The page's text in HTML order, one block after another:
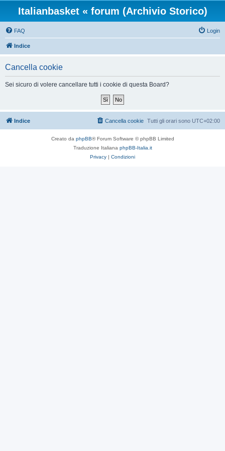
Italianbasket « forum (Archivio Storico)
FAQ Login
Indice
Cancella cookie
Sei sicuro di volere cancellare tutti i cookie di questa Board?
Indice Tutti gli orari sono UTC+02:00
Cancella cookie
Creato da phpBB® Forum Software © phpBB Limited
Traduzione Italiana phpBB-Italia.it
Privacy | Condizioni